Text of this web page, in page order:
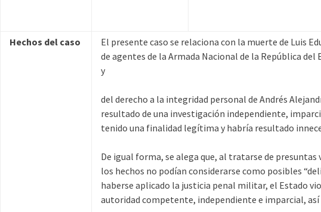
Hechos del caso
El presente caso se relaciona con la muerte de Luis
de agentes de la Armada Nacional de la República del
y
del derecho a la integridad personal de Andrés
resultado de una investigación independiente,
tenido una finalidad legítima y habría resultado
De igual forma, se alega que, al tratarse de
los hechos no podían considerarse como posibles
haberse aplicado la justicia penal militar, el Estado
autoridad competente, independiente e imparcial,